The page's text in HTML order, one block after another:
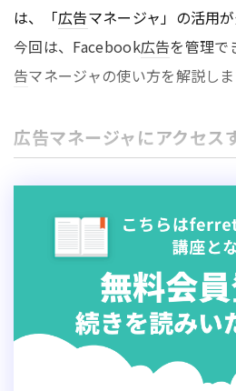
は、「広告マネージャ」の活用
今回は、Facebook広告を管理で
告マネージャの使い方を解説しま
広告マネージャにアクセス
Facebook広告マネージャにアク
Facebookにログインしておきま